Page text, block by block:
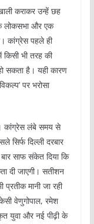
कराकर उन्हें छह
लोकसभा और एक
कांग्रेस पहले ही
भी तरह की
सकता है। यही कारण
पर भरोसा
कांग्रेस लंबे समय से
सिर्फ दिल्ली दरबार
साफ संकेत दिया कि
दी जाएगी। सतीशन
मानी जा रही
वेणुगोपाल, रमेश
युवा और नई पीढ़ी के